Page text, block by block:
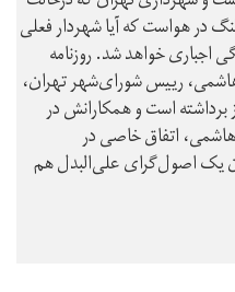
در هواست که آیا شهردار فعلی
اجباری خواهد شد. روزنامه
رییس شورای‌شهر تهران،
است و همکارانش در
اتفاق خاصی در
یک اصول‌گرای علی‌البدل هم